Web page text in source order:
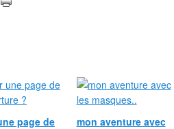
page de
mon aventure avec